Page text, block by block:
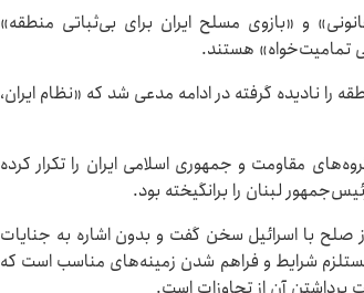
و «بازوی مسلح ایران برای بی‌ثباتی منطقه»
تمامیت‌خواه» هستند.
نادیده گرفته در ادامه مدعی شد که «نظام ایران،
مقاومت و جمهوری اسلامی ایران را تکرار کرده
لبنان را برانگیخته بود.
صلح با اسرائیل سخن گفت و بدون اشاره به جنایات
مستلزم شرایط و فراهم شدن زمینه‌های مناسب است که